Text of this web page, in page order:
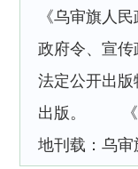
《乌审旗人
政府令、宣
法定公开出
出版。 《乌
地刊载：乌